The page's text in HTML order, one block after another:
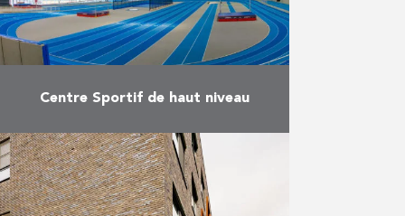
En savoir plus
Centre Sportif de haut niveau
Travaux de réalisation d’une
infrastructure couverte destinée
aux sportifs de haut niveau et des
aménagements y afférents.